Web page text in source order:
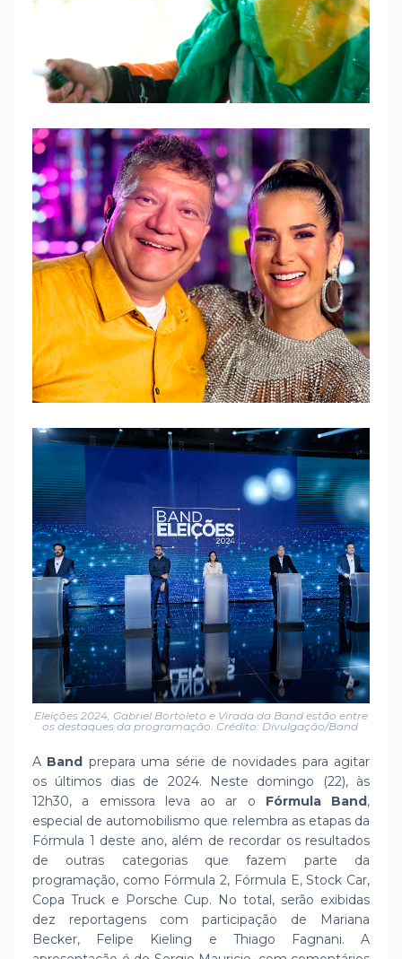
Eleições 2024, Gabriel Bortoleto e Virada da Band estão entre
os destaques da programação. Crédito: Divulgação/Band
A Band prepara uma série de novidades para agitar
os últimos dias de 2024. Neste domingo (22), às
12h30, a emissora leva ao ar o Fórmula Band ,
especial de automobilismo que relembra as etapas da
Fórmula 1 deste ano, além de recordar os resultados
de outras categorias que fazem parte da
programação, como Fórmula 2, Fórmula E, Stock Car,
Copa Truck e Porsche Cup. No total, serão exibidas
dez reportagens com participação de Mariana
Becker, Felipe Kieling e Thiago Fagnani. A